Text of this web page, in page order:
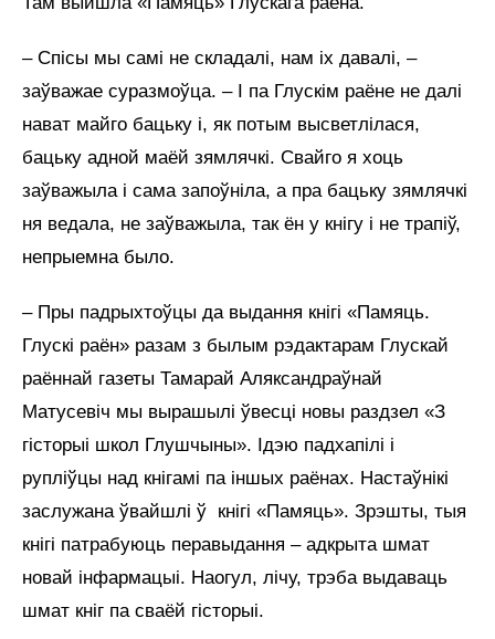
– Спісы мы самі не складалі, нам іх давалі, –
заўважае суразмоўца. – І па Глускім раёне не далі
нават майго бацьку і, як потым высветлілася,
бацьку адной маёй зямлячкі. Свайго я хоць
заўважыла і сама запоўніла, а пра бацьку зямлячкі
ня ведала, не заўважыла, так ён у кнігу і не трапіў,
непрыемна было.
– Пры падрыхтоўцы да выдання кнігі «Памяць.
Глускі раён» разам з былым рэдактарам Глускай
раённай газеты Тамарай Аляксандраўнай
Матусевіч мы вырашылі ўвесці новы раздзел «З
гісторыі школ Глушчыны». Ідэю падхапілі і
рупліўцы над кнігамі па іншых раёнах. Настаўнікі
заслужана ўвайшлі ў кнігі «Памяць». Зрэшты, тыя
кнігі патрабуюць перавыдання – адкрыта шмат
новай інфармацыі. Наогул, лічу, трэба выдаваць
шмат кніг па сваёй гісторыі.